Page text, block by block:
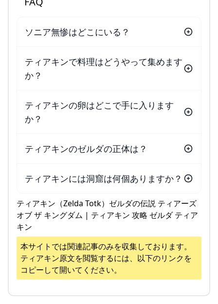
ソニア無惨はどこにいる？
ティアキンで料理はどうやって集めます
か？
ティアキンの卵はどこで手に入ります
か？
ティアキンのゼルダの正体は？
ティアキンには洞窟は何個ありますか？
ティアキン（Zelda Totk）ゼルダの伝説 ティアーズ
オブ ザ キングダム | ティアキン 攻略 ゼルダ ティア
キン
本サイトでは関連記事のみを収集しております。
ティアキン原文を閲覧するには、以下のリンクを
コピーして開いてください。